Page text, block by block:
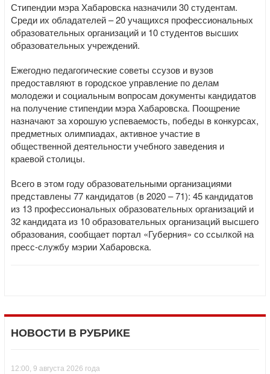
Стипендии мэра Хабаровска назначили 30 студентам.
Среди их обладателей – 20 учащихся профессиональных
образовательных организаций и 10 студентов высших
образовательных учреждений.
Ежегодно педагогические советы ссузов и вузов
предоставляют в городское управление по делам
молодежи и социальным вопросам документы кандидатов
на получение стипендии мэра Хабаровска. Поощрение
назначают за хорошую успеваемость, победы в конкурсах,
предметных олимпиадах, активное участие в
общественной деятельности учебного заведения и
краевой столицы.
Всего в этом году образовательными организациями
представлены 77 кандидатов (в 2020 – 71): 45 кандидатов
из 13 профессиональных образовательных организаций и
32 кандидата из 10 образовательных организаций высшего
образования, сообщает портал «Губерния» со ссылкой на
пресс-службу мэрии Хабаровска.
НОВОСТИ В РУБРИКЕ
12:00, 9 августа 2026 года